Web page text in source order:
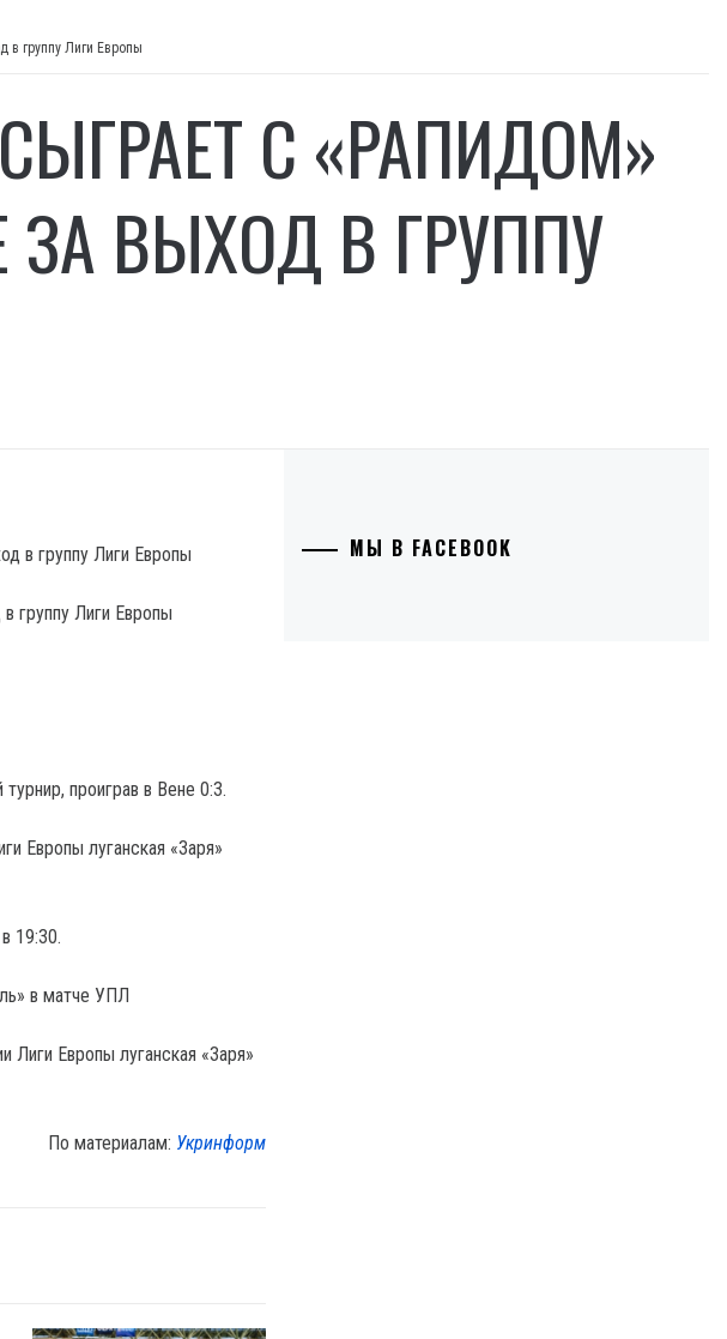
в группу Лиги Европы
С «РАПИДОМ»
ВЫХОД В ГРУППУ
группу Лиги Европы
проиграв в Вене 0:3.
Европы луганская «Заря»
19:30.
в матче УПЛ
Европы луганская «Заря»
По материалам: Укринформ
МЫ В FACEBOOK